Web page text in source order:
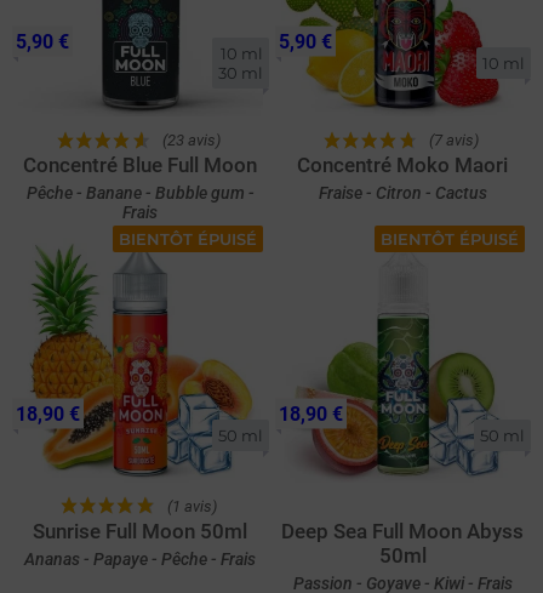
10 ml
30 ml
(23 avis)
Concentré Blue Full Moon
Pêche - Banane - Bubble gum -
Frais
5,90 €
10 ml
(7 avis)
Concentré Moko Maori
Fraise - Citron - Cactus
5,90 €
BIENTÔT ÉPUISÉ
50 ml
(1 avis)
Sunrise Full Moon 50ml
Ananas - Papaye - Pêche - Frais
18,90 €
BIENTÔT ÉPUISÉ
50 ml
Deep Sea Full Moon Abyss
50ml
Passion - Goyave - Kiwi - Frais
18,90 €